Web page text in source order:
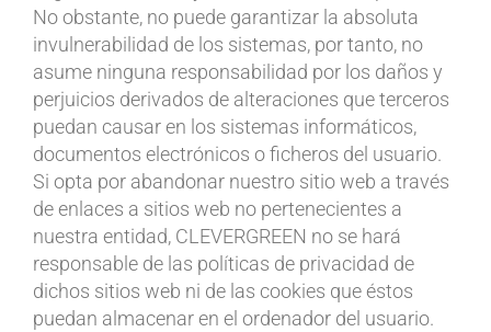
No obstante, no puede garantizar la absoluta
invulnerabilidad de los sistemas, por tanto, no
asume ninguna responsabilidad por los daños y
perjuicios derivados de alteraciones que terceros
puedan causar en los sistemas informáticos,
documentos electrónicos o ficheros del usuario.
Si opta por abandonar nuestro sitio web a través
de enlaces a sitios web no pertenecientes a
nuestra entidad, CLEVERGREEN no se hará
responsable de las políticas de privacidad de
dichos sitios web ni de las cookies que éstos
puedan almacenar en el ordenador del usuario.